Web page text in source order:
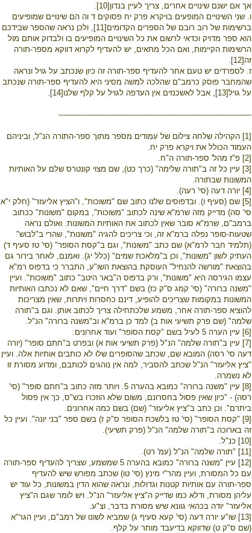
אך אם ישנם שינויים אחרים, צריך לעיין בנדון[10].
ו. שני השינויים המופעים בויקרא פרק יח פסוקים ד וה הם שינויים שמופיעים
ברשימות של רוב רובם של הספרים הקדומים[11], ולכן נראה שהספר שבידכם
הוא ספר מדויק וכדאי לרשום את כל השינויים המופיעים בו ולבדוק אותם מול
הרשימות הקיימות, ואם הכל מתאים, יש להעדיף לקרוא דווקא מספר-תורה
זה[12].
ז. לספרדים יש טעם אחר להעדיף ספר-תורה זה כיון שנכתב על גויל ונראה
שהמחבר פוסק כרמב"ם שהלכה למשה מסיני היא להעדיף ספר-תורה שנכתב
על גויל[13], אבל לאשכנזים אין העדפה לגויל על קלף שלנו[14].
--------------------------------------------------------------------------------
[1] הקהילה שלחה צילום של עמודים מספר מתוך ספר-התורה הנ"ל, וביניהם
העמוד הכולל את ויקרא פרק יח.
[2] פ"ז מהל' ספר-תורה ה"ח.
[3] עיין כל זה ב"תורה שלימה" (כרך כט), שם מצוי קונטרס שלם על האותיות
המשונות שבתורה.
[4] יורה דעה (סי' רעה).
[5] שם (סעיף ו). ובדפוסים שלנו כתוב שם "משוכות", ו"הציץ אליעזר" (חלק י"א
סי' סה) מדייק מזה שרמ"א שינה לכתוב "משוכות", במקום "משונות" ככתוב
ברמב"ם, שרמ"א סובר שאין לכתוב את האותיות המשונות. ואולם נראה
שטעות-סופר נפלה ברמ"א זה, וכי צריכים להגיה "משונות", שהרי ב"לבוש"
(תלמיד חבר לרמ"א) שם כתב "משונות", וגם ב"קסת הסופר" (סי' טז סעיף ד)
העתיק לשון "משונות", וכן ב"מלאכת שמים" (כלל יג). ואמנם, לאחר בירור גם
בהוצאת "מורשה להנחיל" העוסקת בהוצאת השו"ע, התברר כי בדפוס רמ"א
עצמו הגירסה היא "משונות", ורק בדפוס ה"באר היטב" כתוב "משוכות". ועיין
"משנה ברורה" (סי' קמג ס"ק כז) בשם "דרך חיים", שאם לא נכתבו האותיות
המשונות במקומות שצריכים להופיע, דינם כחסרות ויתרות, שאין מצריכות
להוציא ספר-תורה אחר, משמע שלכתחילה צריך לכתוב אותן. וגם ב"תורה
שלמה" (שם פרק תשיעי אות ב) למד כן ברמ"א וב"משנה ברורה" הנ"ל.
[6] עיין הערה 5 לעיל בשם "קסת הסופר" ועוד אחרונים.
[7] עיין ב"תורה שלמה" הנ"ל (פרק תשיעי אות א) ובפרט ב"חתם סופר" (יורה
דעה סי' רסה) המובא שם, שכתב שהסופרים שלו לא כותבים אותיות אלה. ועיין
"ציץ אליעזר" הנ"ל שכתב להסביר, למה אין נוהגים לכותבם, ומדוע מסורת זו
לא נשמרה.
[8] עיין "משנה ברורה" כמובא בהערה 5. ויותר מזה כתוב ב"חתם סופר" (סי'
רסה) - "כיון שאין פסול בחסרונם, משום שלא הוזכרו בש"ס, כך אין פסול
ביתרם". וכן כתב ב"ציץ אליעזר" (שם) בשם כמה אחרונים.
[9] "קסת הסופר" (סי' טז בלשכת הסופר ס"ק ז) בשם ספר "בני יונה". ועיין כל
זה בארוכה ב"תורה שלמה" הנ"ל (פרק תשיעי).
[10] כנ"ל.
[11] "תורה שלמה" הנ"ל (עמ' רט).
[12] עיין "משנה ברורה" כמובא בהערה 5 שמשמע, שצריך להעדיף ספר-תורה
עם כל המסורת, ועיין מהר"י מינץ (סי' טו) שכתב מפורש שיש להעדיף
ספר-תורה עם אותיות קטנות וגדולות, ונראה שהוא הדין במשונות, כל עוד יש
עליהן מסורת, ודלא כמו שדייק ה"ציץ אליעזר" הנ"ל. ויש לומר שגם ה"ציץ
אליעזר" יודה בכהאי גוונא שיש מסורת בדבר, וצ"ע.
[13] שו"ע יורה דעה (סי' קעא סעיף ג) שמביא לשונו של רמב"ם, ועיין הגר"א
(שם ס"ק ט) שדווקא בדיעבד מותר על קלף.